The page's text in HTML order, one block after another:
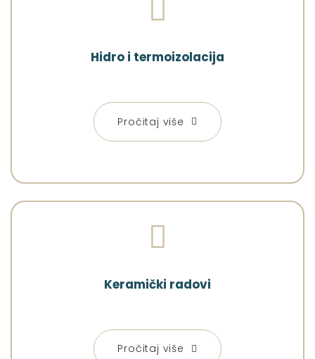
Hidro i termoizolacija
Pročitaj više
Keramički radovi
Pročitaj više